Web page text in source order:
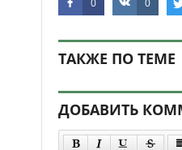
0 0
ТАКЖЕ ПО ТЕМЕ
ДОБАВИТЬ